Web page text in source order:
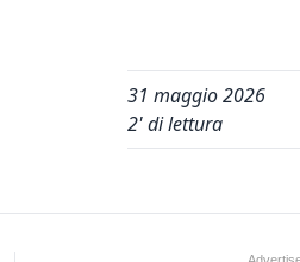
31 maggio 2026
2' di lettura